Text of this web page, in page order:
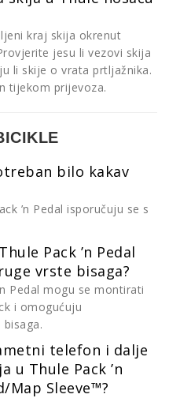
kraj skija okrenut
jesu li vezovi skija
li skije o vrata prtljažnika.
tijekom prijevoza.
bilo kakav
’n Pedal isporučuju se s
Pack ’n Pedal
vrste bisaga?
Pedal mogu se montirati
i omogućuju
telefon i dalje
Thule Pack ’n
Map Sleeve™?